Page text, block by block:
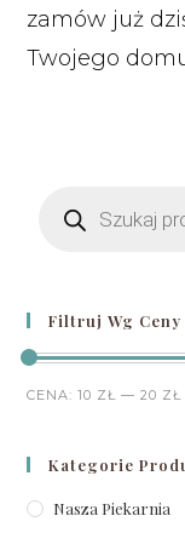
zamów już
Twojego
Filtruj Wg Ceny
CENA:10 ZŁ —20 ZŁ
Kategorie
Nasza Piekarnia